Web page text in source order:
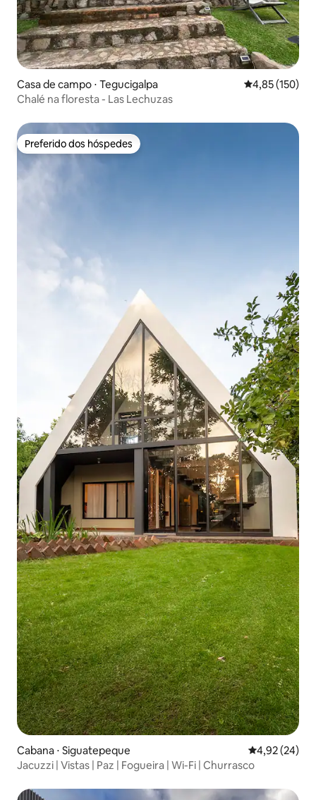
Casa de campo ⋅ Tegucigalpa 4,85 de uma
4,85 (150)
Chalé na floresta - Las Lechuzas
Preferido dos hóspedes
Preferido dos hóspedes
Cabana ⋅ Siguatepeque 4,92 de uma
4,92 (24)
Jacuzzi | Vistas | Paz | Fogueira | Wi-Fi | Churrasco